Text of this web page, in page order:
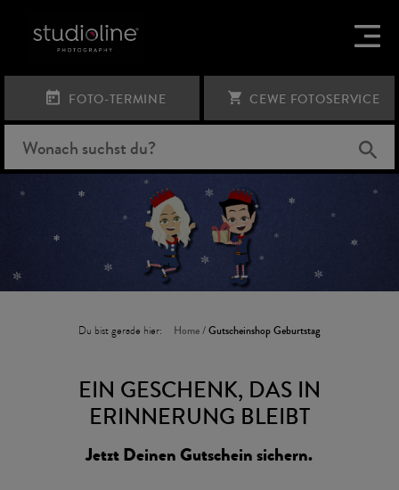
FOTO-TERMINE CEWE FOTOSERVICE
Du bist gerade hier: Home/Gutscheinshop Geburtstag
EIN GESCHENK, DAS IN
ERINNERUNG BLEIBT
Jetzt Deinen Gutschein sichern.